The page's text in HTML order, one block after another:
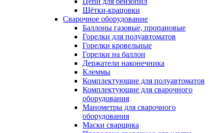
Щётки-крацовки
Сварочное оборудование
Баллоны газовые, пропановые
Горелки для полуавтоматов
Горелки кровельные
Горелки на баллон
Держатели наконечника
Клеммы
Комплектующие для полуавтоматов
Комплектующие для сварочного
оборудования
Манометры для сварочного
оборудования
Маски сварщика